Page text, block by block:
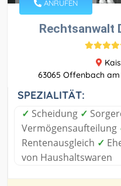
ANRUFEN
Rechtsanwalt
63065 Offenbach
SPEZIALITÄT:
✓ Scheidung ✓
Vermögensaufteilung
Rentenausgleich ✓
von Haushaltswaren